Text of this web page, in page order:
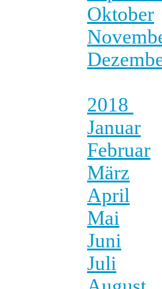
Oktober
2018
Januar
Februar
März
April
Mai
Juni
Juli